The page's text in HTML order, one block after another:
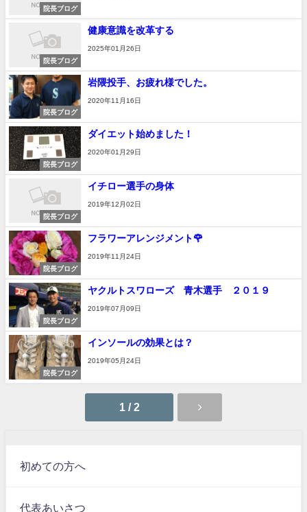
院長ブログ
院長ブログ
健康意識を改革する
2025年01月26日
院長ブログ
岩隈投手、お疲れ様でした。
2020年11月16日
院長ブログ
ダイエット始めました！
2020年01月29日
院長ブログ
イチロー選手の身体
2019年12月02日
院長ブログ
フラワーアレンジメント🌹
2019年11月24日
院長ブログ
ヤクルトスワローズ 青木選手 ２０１９
2019年07月09日
院長ブログ
インソールの効果とは？
2019年05月24日
1 / 2
初めての方へ
代表あいさつ